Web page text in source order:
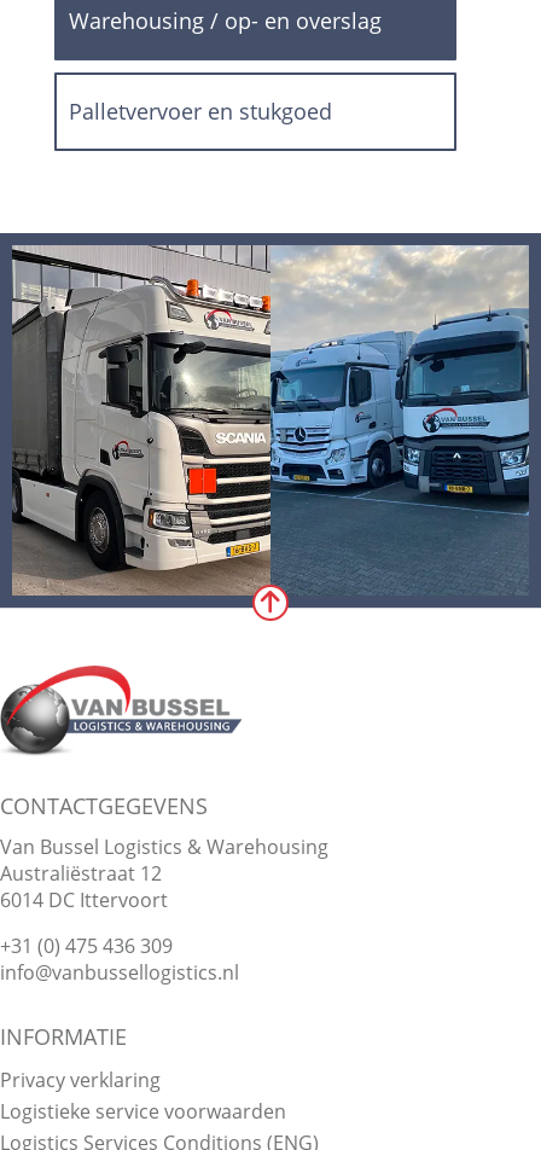
Warehousing / op- en overslag
Palletvervoer en stukgoed
CONTACTGEGEVENS
Van Bussel Logistics & Warehousing
Australiëstraat 12
6014 DC Ittervoort
+31 (0) 475 436 309
info@vanbussellogistics.nl
INFORMATIE
Privacy verklaring
Logistieke service voorwaarden
Logistics Services Conditions (ENG)